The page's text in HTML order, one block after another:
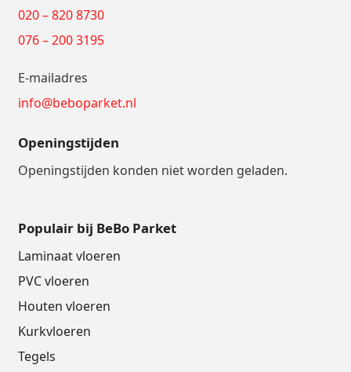
020 – 820 8730
076 – 200 3195
E-mailadres
info@beboparket.nl
Openingstijden
Openingstijden konden niet worden geladen.
Populair bij BeBo Parket
Laminaat vloeren
PVC vloeren
Houten vloeren
Kurkvloeren
Tegels